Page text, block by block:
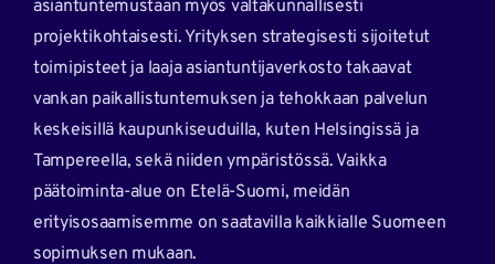
asiantuntemustaan myös valtakunnallisesti
projektikohtaisesti. Yrityksen strategisesti sijoitetut
toimipisteet ja laaja asiantuntijaverkosto takaavat
vankan paikallistuntemuksen ja tehokkaan palvelun
keskeisillä kaupunkiseuduilla, kuten Helsingissä ja
Tampereella, sekä niiden ympäristössä. Vaikka
päätoiminta-alue on Etelä-Suomi, meidän
erityisosaamisemme on saatavilla kaikkialle Suomeen
sopimuksen mukaan.